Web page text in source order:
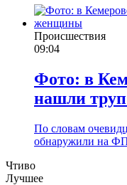
Происшествия
09:04
Фото: в
нашли
По словам
обнаружили на
Чтиво
Лучшее